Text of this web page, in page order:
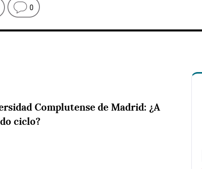
0
Complutense de Madrid: ¿A
ciclo?